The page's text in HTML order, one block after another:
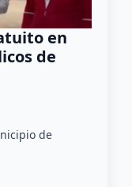
en
de
de